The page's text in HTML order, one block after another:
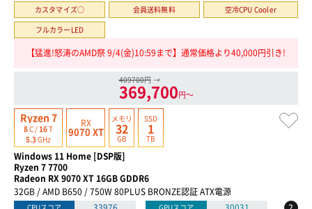
カスタマイズ○ 会員送料無料
空冷CPU Cooler
フルカラーLED
【猛進!怒涛のAMD祭 9/4(金)10:59まで】通常価格より40,000円引き!
409700円 →
369,700円〜
Ryzen 7
8C /16T
5.3GHz
RX
9070 XT
メモリ
32
GB
SSD
1
TB
Windows 11 Home [DSP版]
Ryzen 7 7700
Radeon RX 9070 XT 16GB GDDR6
32GB / AMD B650 / 750W 80PLUS BRONZE認証 ATX電源